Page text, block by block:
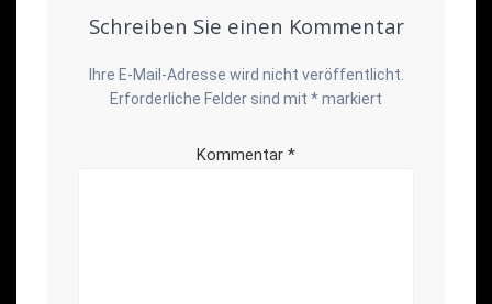
Schreiben Sie einen Kommentar
Ihre E-Mail-Adresse wird nicht veröffentlicht.
Erforderliche Felder sind mit *markiert
Kommentar *